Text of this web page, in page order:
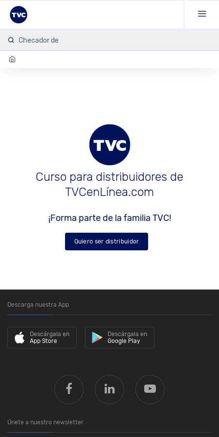
Checador de hu
Curso para distribuidores de
TVCenLínea.com
¡Forma parte de la familia TVC!
Quiero ser distribuidor
Descarga nuestra App
Descárgala en
App Store
Descárgala en
Google Play
Únete a nuestro newsletter